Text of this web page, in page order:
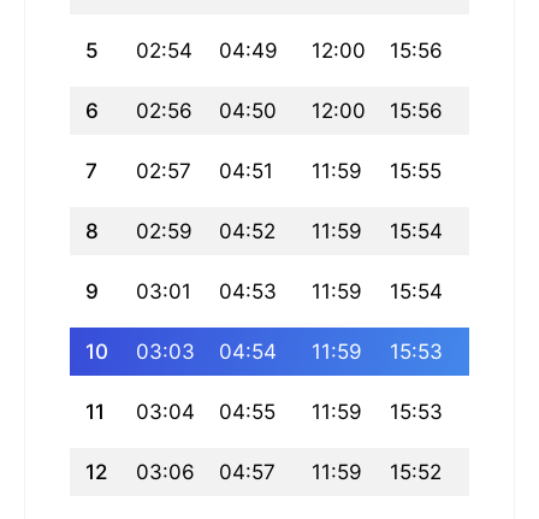
5 02:54 04:49 12:00 15:56
6 02:56 04:50 12:00 15:56
7 02:57 04:51 11:59 15:55
8 02:59 04:52 11:59 15:54
9 03:01 04:53 11:59 15:54
10 03:03 04:54 11:59 15:53
11 03:04 04:55 11:59 15:53
12 03:06 04:57 11:59 15:52